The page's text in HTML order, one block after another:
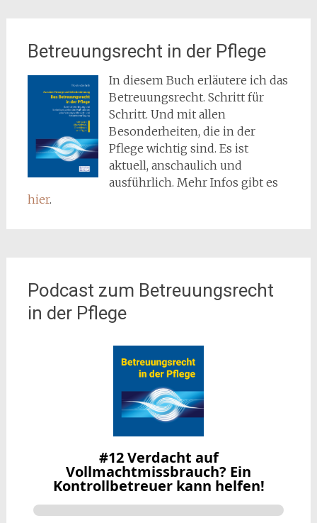
Betreuungsrecht in der Pflege
In diesem Buch erläutere ich das
Betreuungsrecht. Schritt für
Schritt. Und mit allen
Besonderheiten, die in der
Pflege wichtig sind. Es ist
aktuell, anschaulich und
ausführlich. Mehr Infos gibt es
hier.
Podcast zum Betreuungsrecht
in der Pflege